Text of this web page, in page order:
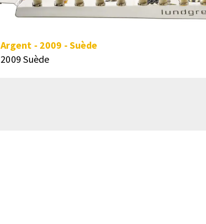
Argent - 2009 - Suède
2009 Suède